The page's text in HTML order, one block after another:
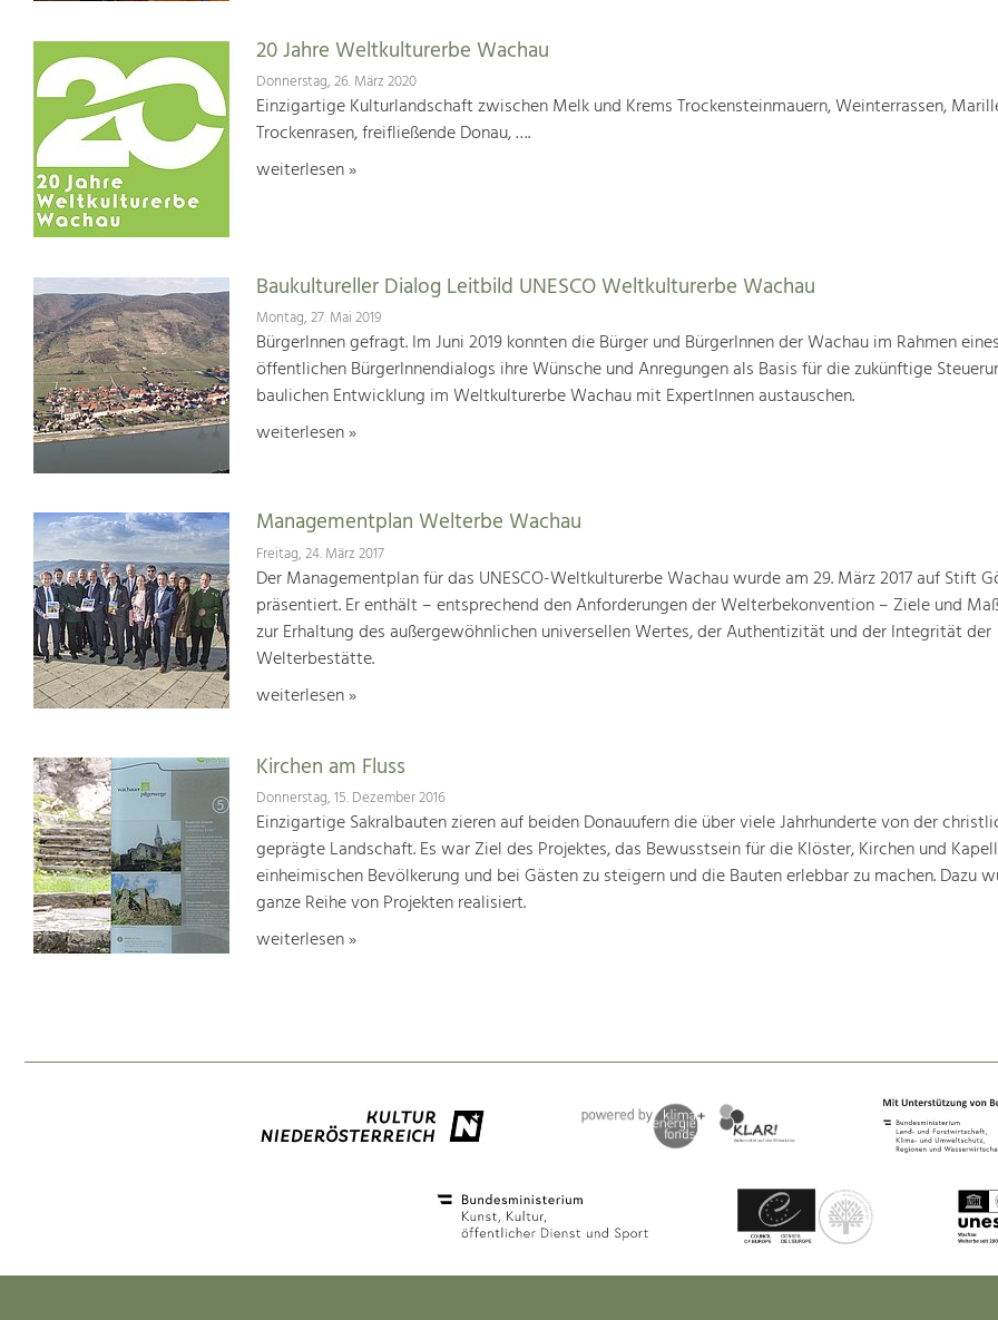
20 Jahre Weltkulturerbe Wachau
Donnerstag, 26. März 2020
Einzigartige Kulturlandschaft zwischen Melk und Krems Trockensteinmauern, Weinterrassen,
Trockenrasen, freifließende Donau, ….
weiterlesen »
Baukultureller Dialog Leitbild UNESCO Weltkulturerbe Wachau
Montag, 27. Mai 2019
BürgerInnen gefragt. Im Juni 2019 konnten die Bürger und BürgerInnen der Wachau im Rahmen eines
öffentlichen BürgerInnendialogs ihre Wünsche und Anregungen als Basis für die zukünftige
baulichen Entwicklung im Weltkulturerbe Wachau mit ExpertInnen austauschen.
weiterlesen »
Managementplan Welterbe Wachau
Freitag, 24. März 2017
Der Managementplan für das UNESCO-Weltkulturerbe Wachau wurde am 29. März 2017 auf Stift
präsentiert. Er enthält – entsprechend den Anforderungen der Welterbekonvention – Ziele und
zur Erhaltung des außergewöhnlichen universellen Wertes, der Authentizität und der Integrität der
Welterbestätte.
weiterlesen »
Kirchen am Fluss
Donnerstag, 15. Dezember 2016
Einzigartige Sakralbauten zieren auf beiden Donauufern die über viele Jahrhunderte von der
geprägte Landschaft. Es war Ziel des Projektes, das Bewusstsein für die Klöster, Kirchen und
einheimischen Bevölkerung und bei Gästen zu steigern und die Bauten erlebbar zu machen. Dazu
ganze Reihe von Projekten realisiert.
weiterlesen »